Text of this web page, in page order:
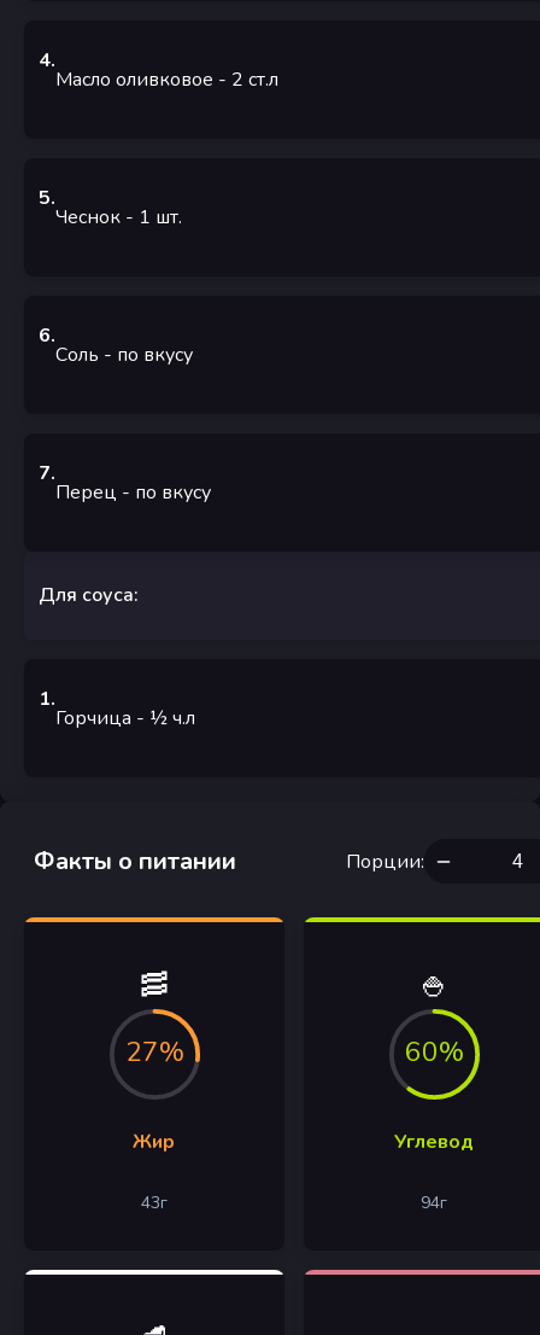
4.
Масло оливковое - 2 ст.л
5.
Чеснок - 1 шт.
6.
Соль - по вкусу
7.
Перец - по вкусу
Для соуса:
1.
Горчица - ½ч.л
Факты о питании Порции:
🥓
27%
Жир
43г
🍚
60%
Углевод
94г